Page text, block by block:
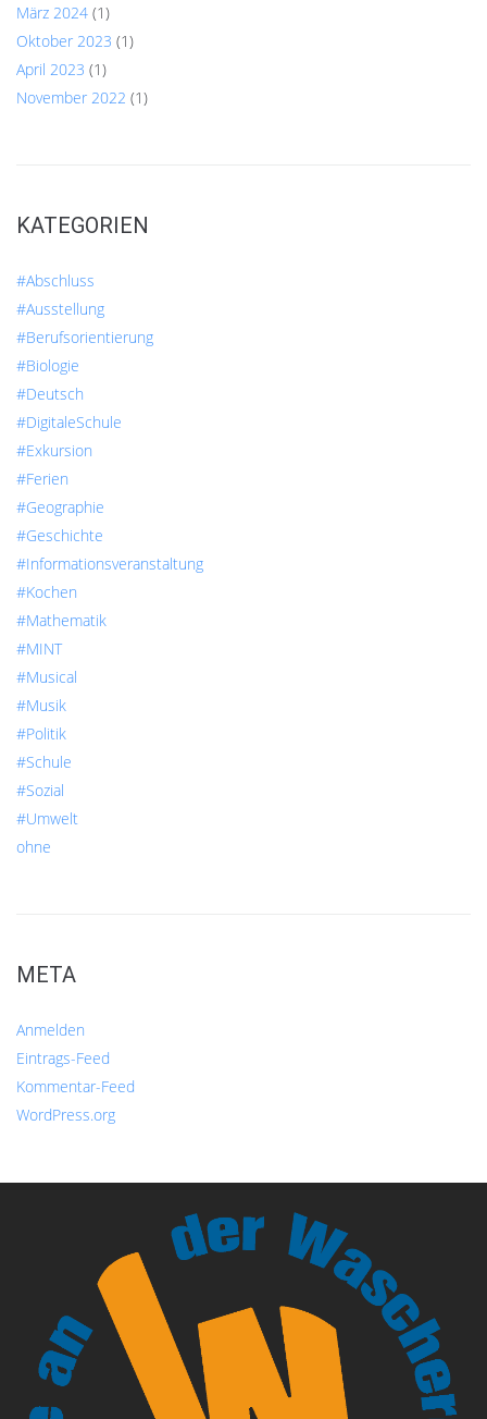
März 2024 (1)
Oktober 2023 (1)
April 2023 (1)
November 2022 (1)
KATEGORIEN
#Abschluss
#Ausstellung
#Berufsorientierung
#Biologie
#Deutsch
#DigitaleSchule
#Exkursion
#Ferien
#Geographie
#Geschichte
#Informationsveranstaltung
#Kochen
#Mathematik
#MINT
#Musical
#Musik
#Politik
#Schule
#Sozial
#Umwelt
ohne
META
Anmelden
Eintrags-Feed
Kommentar-Feed
WordPress.org